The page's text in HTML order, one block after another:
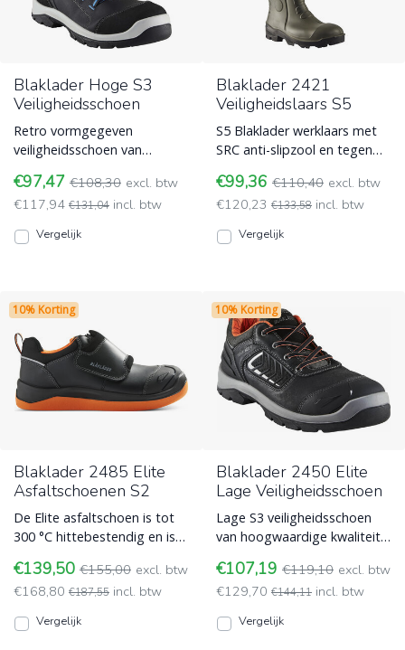
Blaklader Hoge S3
Veiligheidsschoen
Retro vormgegeven
veiligheidsschoen van
stevige werkschoen met
veilighei Blaklader
€97,47 €108,30 excl. btw
€117,94 €131,04 incl. btw
Vergelijk
Blaklader 2421
Veiligheidslaars S5
S5 Blaklader werklaars met
SRC anti-slipzool en tegen
Blaklader
€99,36 €110,40 excl. btw
€120,23 €133,58 incl. btw
Vergelijk
10% Korting
Blaklader 2485 Elite
Asfaltschoenen S2
De Elite asfaltschoen is tot
300 °C hittebestendig en is
voor het werken m Blaklader
€139,50 €155,00 excl. btw
€168,80 €187,55 incl. btw
Vergelijk
10% Korting
Blaklader 2450 Elite
Lage Veiligheidsschoen
Lage S3 veiligheidsschoen
van hoogwaardige kwaliteit.
een volnerf nubuckl Blaklader
€107,19 €119,10 excl. btw
€129,70 €144,11 incl. btw
Vergelijk